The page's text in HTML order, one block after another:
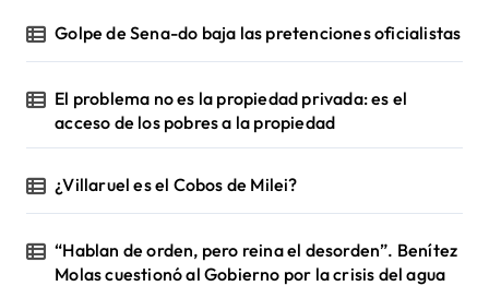
Golpe de Sena-do baja las pretenciones oficialistas
El problema no es la propiedad privada: es el
acceso de los pobres a la propiedad
¿Villaruel es el Cobos de Milei?
“Hablan de orden, pero reina el desorden”. Benítez
Molas cuestionó al Gobierno por la crisis del agua